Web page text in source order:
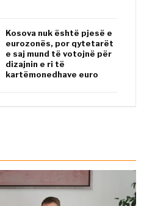
Kosova nuk është pjesë e
eurozonës, por qytetarët
e saj mund të votojnë për
dizajnin e ri të
kartëmonedhave euro